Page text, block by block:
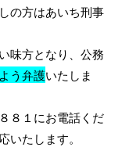
の方はあいち刑事
味方となり、公務
う弁護いたしま
８１にお電話くだ
いたします。